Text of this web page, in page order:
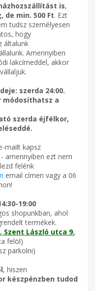
is,
de min. 500 Ft. Ezt
tudsz személyesen
hogy
általunk
Amennyiben
lakcímeddel, akkor
szerda 24:00.
módosíthatsz a
szerda éjfélkor,
mailt kapsz
amennyiben ezt nem
felénk
email címen vagy a 06
19:00
shopunkban, ahol
termékek.
Szent László utca 9.
felöl)
parkolni)
, hiszen
készpénzben tudod